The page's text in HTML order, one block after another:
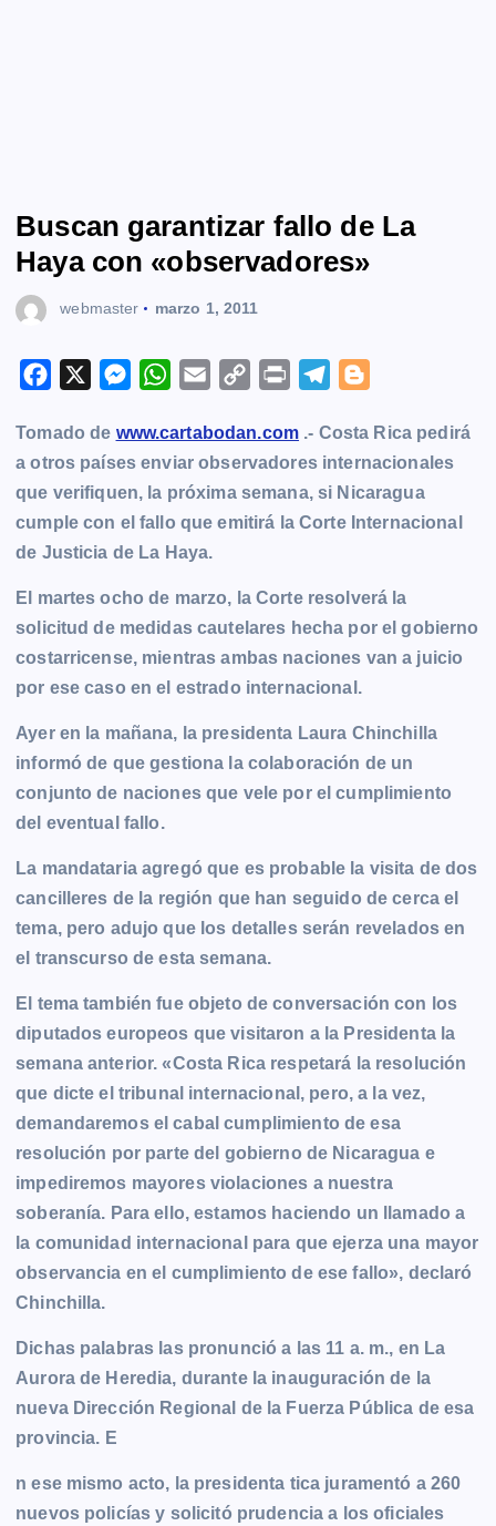
Buscan garantizar fallo de La
Haya con «observadores»
webmaster marzo 1, 2011
c
e
b
o
o
k
M
s
s
e
n
g
e
r
W
a
t
s
A
p
p
a
i
l
C
p
y
L
i
k
i
n
t
l
e
g
r
m
o
g
g
e
Tomado de www.cartabodan.com .- Costa Rica pedirá
a otros países enviar observadores internacionales
que verifiquen, la próxima semana, si Nicaragua
cumple con el fallo que emitirá la Corte Internacional
de Justicia de La Haya.
El martes ocho de marzo, la Corte resolverá la
solicitud de medidas cautelares hecha por el gobierno
costarricense, mientras ambas naciones van a juicio
por ese caso en el estrado internacional.
Ayer en la mañana, la presidenta Laura Chinchilla
informó de que gestiona la colaboración de un
conjunto de naciones que vele por el cumplimiento
del eventual fallo.
La mandataria agregó que es probable la visita de dos
cancilleres de la región que han seguido de cerca el
tema, pero adujo que los detalles serán revelados en
el transcurso de esta semana.
El tema también fue objeto de conversación con los
diputados europeos que visitaron a la Presidenta la
semana anterior. «Costa Rica respetará la resolución
que dicte el tribunal internacional, pero, a la vez,
demandaremos el cabal cumplimiento de esa
resolución por parte del gobierno de Nicaragua e
impediremos mayores violaciones a nuestra
soberanía. Para ello, estamos haciendo un llamado a
la comunidad internacional para que ejerza una mayor
observancia en el cumplimiento de ese fallo», declaró
Chinchilla.
Dichas palabras las pronunció a las 11 a. m., en La
Aurora de Heredia, durante la inauguración de la
nueva Dirección Regional de la Fuerza Pública de esa
provincia. E
n ese mismo acto, la presidenta tica juramentó a 260
nuevos policías y solicitó prudencia a los oficiales